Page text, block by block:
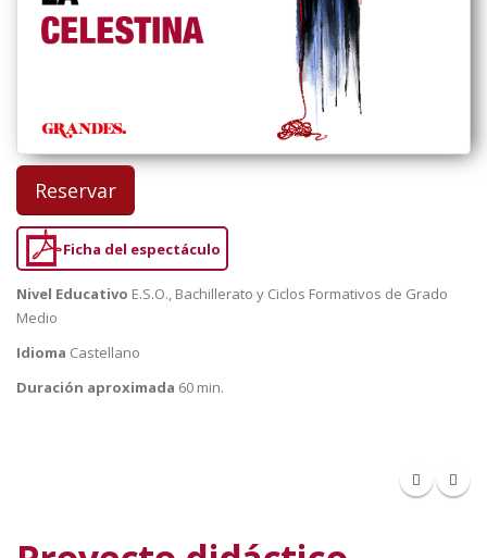
Reservar
Ficha del espectáculo
Nivel Educativo E.S.O., Bachillerato y Ciclos Formativos de Grado
Medio
Idioma Castellano
Duración aproximada 60 min.